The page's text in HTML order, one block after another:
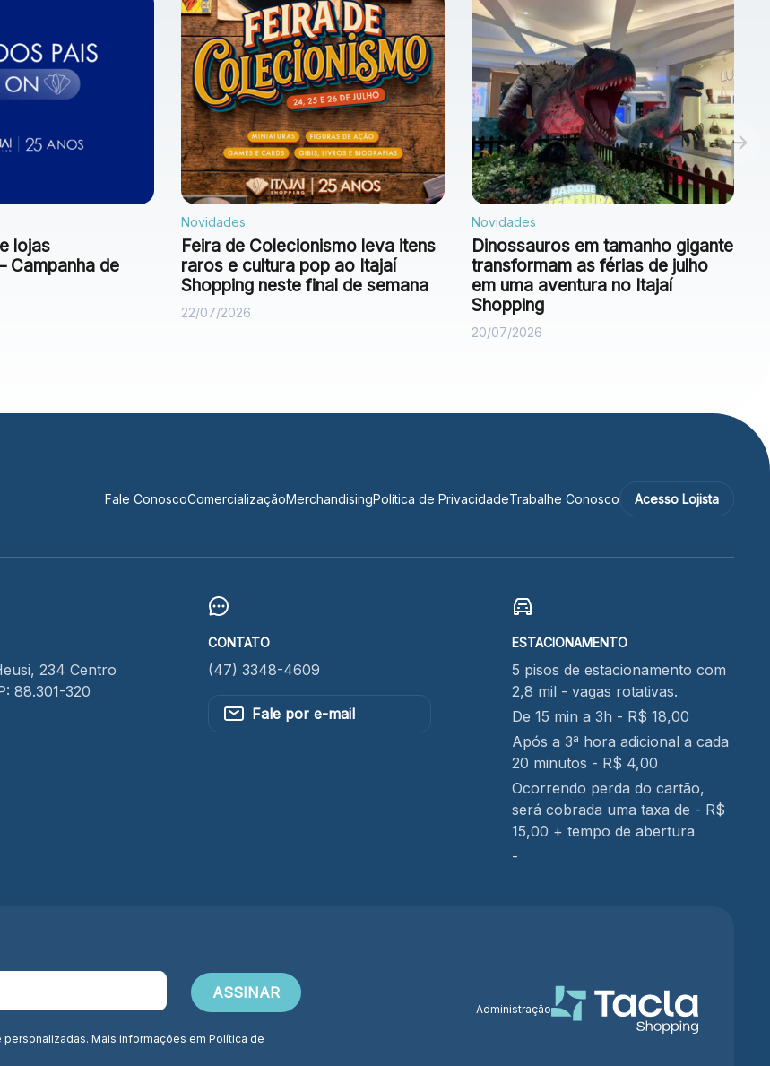
lojas
Campanha de
Novidades
Feira de Colecionismo leva itens
raros e cultura pop ao Itajaí
Shopping neste final de semana
22/07/2026
Novidades
Dinossauros em tamanho gigante
transformam as férias de julho
em uma aventura no Itajaí
Shopping
20/07/2026
Fale ConoscoComercializaçãoMerchandisingPolítica de PrivacidadeTrabalhe Conosco Acesso Lojista
234 Centro
88.301-320
CONTATO
(47) 3348-4609
Fale por e-mail
ESTACIONAMENTO
5 pisos de estacionamento com
2,8 mil - vagas rotativas.
De 15 min a 3h - R$ 18,00
Após a 3ª hora adicional a cada
20 minutos - R$ 4,00
Ocorrendo perda do cartão,
será cobrada uma taxa de - R$
15,00 + tempo de abertura
-
Mais informações em Política de
Administração